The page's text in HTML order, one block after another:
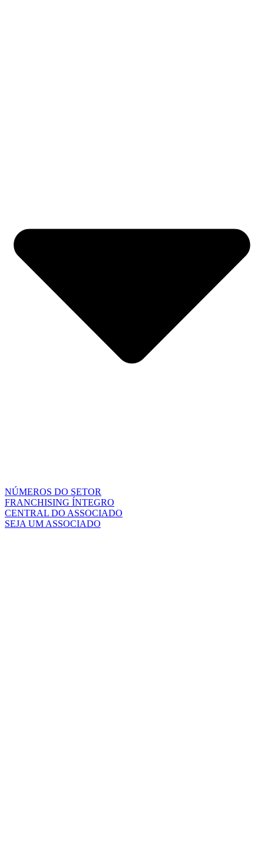
NÚMEROS DO SETOR
FRANCHISING ÍNTEGRO
CENTRAL DO ASSOCIADO
SEJA UM ASSOCIADO